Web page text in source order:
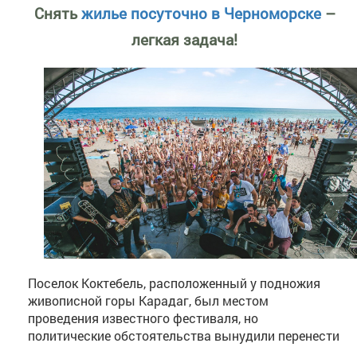
Снятьжилье посуточно в Черноморске–
легкая задача!
Поселок Коктебель, расположенный у подножия
живописной горы Карадаг, был местом
проведения известного фестиваля, но
политические обстоятельства вынудили перенести